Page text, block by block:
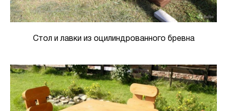
Стол и лавки из оцилиндрованного бревна